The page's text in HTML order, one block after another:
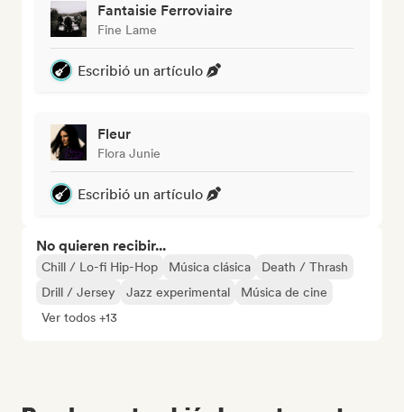
Fantaisie Ferroviaire
Fine Lame
Escribió un artículo
Fleur
Flora Junie
Escribió un artículo
No quieren recibir...
Chill / Lo-fi Hip-Hop Música clásica
Death / Thrash
Drill / Jersey
Jazz experimental
Música de cine
Ver todos +13